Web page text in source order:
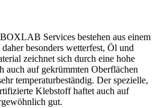
Services bestehen aus einem
besonders wetterfest, Öl und
zeichnet sich durch eine hohe
auch auf gekrümmten Oberflächen
temperaturbeständig. Der spezielle,
Klebstoff haftet auch auf
gut.